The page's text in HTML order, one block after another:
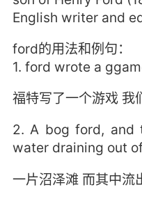
English writer and
ford的用法和例句：
1. ford wrote a
福特写了一个游戏 我
2. A bog ford, and
water draining out
一片沼泽滩 而其中流